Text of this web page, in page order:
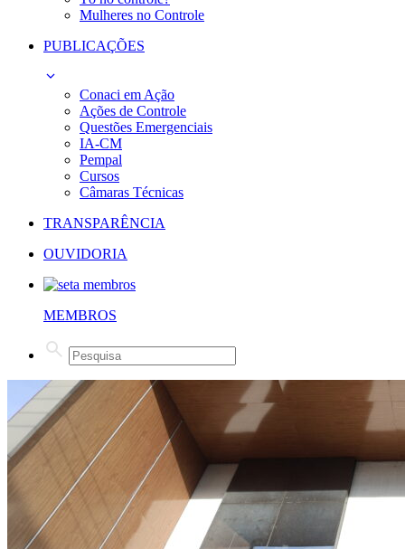
Mulheres no Controle
PUBLICAÇÕES
Conaci em Ação
Ações de Controle
Questões Emergenciais
IA-CM
Pempal
Cursos
Câmaras Técnicas
TRANSPARÊNCIA
OUVIDORIA
MEMBROS